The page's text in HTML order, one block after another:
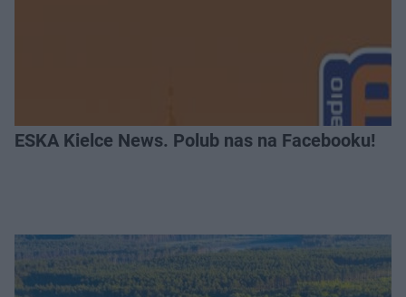
ESKA Kielce News. Polub nas na Facebooku!